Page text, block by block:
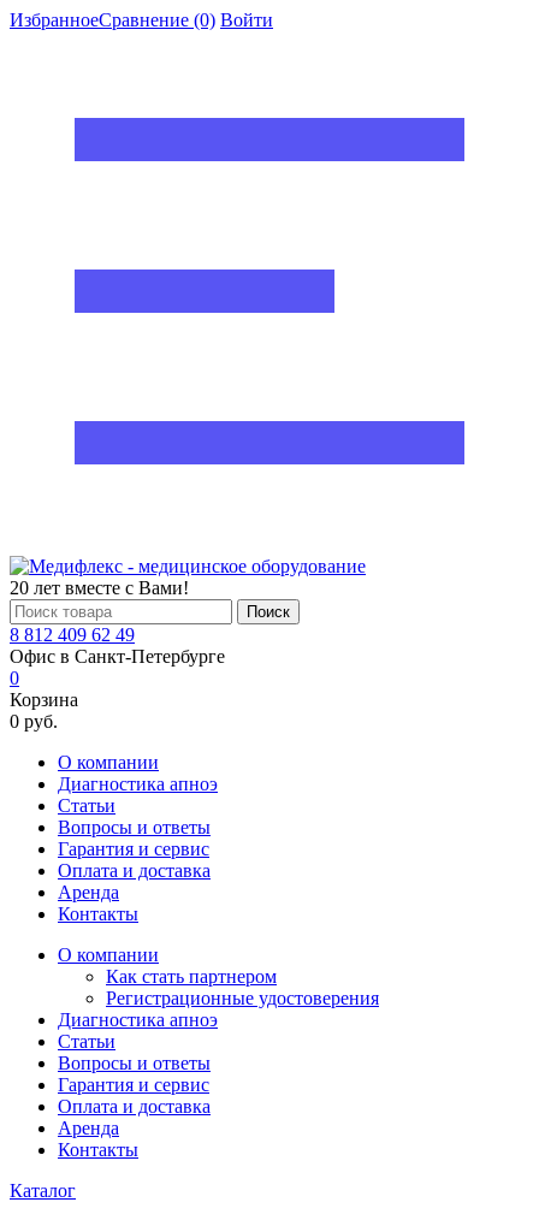
ИзбранноеСравнение (0) Войти
20 лет вместе с Вами!
Поиск
8 812 409 62 49
Офис в Санкт-Петербурге
0
Корзина
0 руб.
О компании
Диагностика апноэ
Статьи
Вопросы и ответы
Гарантия и сервис
Оплата и доставка
Аренда
Контакты
О компании
Как стать партнером
Регистрационные удостоверения
Диагностика апноэ
Статьи
Вопросы и ответы
Гарантия и сервис
Оплата и доставка
Аренда
Контакты
Каталог